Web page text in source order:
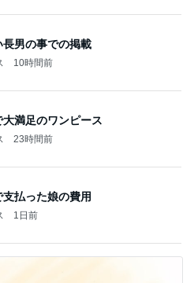
男の事での掲載
10時間前
満足のワンピース
23時間前
払った娘の費用
1日前